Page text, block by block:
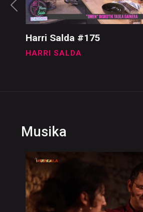
Harri Salda #175
HARRI SALDA
Musika